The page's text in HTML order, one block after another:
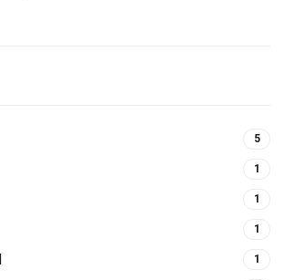
5
1
1
1
1